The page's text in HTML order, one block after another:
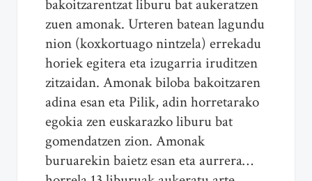
bakoitzarentzat liburu bat aukeratzen
zuen amonak. Urteren batean lagundu
nion (koxkortuago nintzela) errekadu
horiek egitera eta izugarria iruditzen
zitzaidan. Amonak biloba bakoitzaren
adina esan eta Pilik, adin horretarako
egokia zen euskarazko liburu bat
gomendatzen zion. Amonak
buruarekin baietz esan eta aurrera…